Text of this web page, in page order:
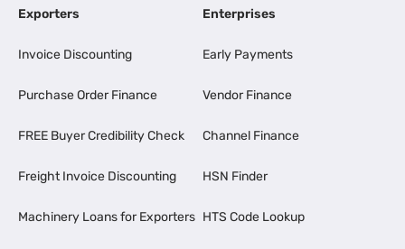
Exporters
Invoice Discounting
Purchase Order Finance
FREE Buyer Credibility Check
Freight Invoice Discounting
Machinery Loans for Exporters
Enterprises
Early Payments
Vendor Finance
Channel Finance
HSN Finder
HTS Code Lookup